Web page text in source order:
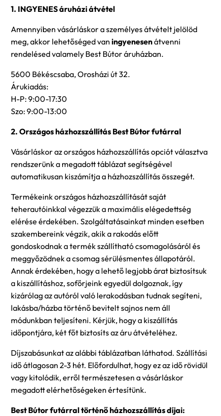
1. INGYENES áruházi átvétel
Amennyiben vásárláskor a személyes átvételt jelölöd
meg, akkor lehetőséged van ingyenesenátvenni
rendelésed valamely Best Bútor áruházban.
5600 Békéscsaba, Orosházi út 32.
Árukiadás:
H-P: 9:00-17:30
Szo: 9:00-13:00
2. Országos házhozszállítás Best Bútor futárral
Vásárláskor az országos házhozszállítás opciót választva
rendszerünk a megadott táblázat segítségével
automatikusan kiszámítja a házhozszállítás összegét.
Termékeink országos házhozszállítását saját
teherautóinkkal végezzük a maximális elégedettség
elérése érdekében. Szolgáltatásainkat minden esetben
szakembereink végzik, akik a rakodás előtt
gondoskodnak a termék szállítható csomagolásáról és
meggyőzödnek a csomag sérülésmentes állapotáról.
Annak érdekében, hogy a lehető legjobb árat biztosítsuk
a kiszállításhoz, sofőrjeink egyedül dolgoznak, így
kizárólag az autóról való lerakodásban tudnak segíteni,
lakásba/házba történő bevitelt sajnos nem áll
módunkban teljesíteni. Kérjük, hogy a kiszállítás
időpontjára, két főt biztosíts az áru átvételéhez.
Díjszabásunkat az alábbi táblázatban láthatod. Szállítási
idő átlagosan 2-3 hét. Előfordulhat, hogy ez az idő rövidül
vagy kitolódik, erről természetesen a vásárláskor
megadott elérhetőségeken értesítünk.
Best Bútor futárral történő házhozszállítás díjai: